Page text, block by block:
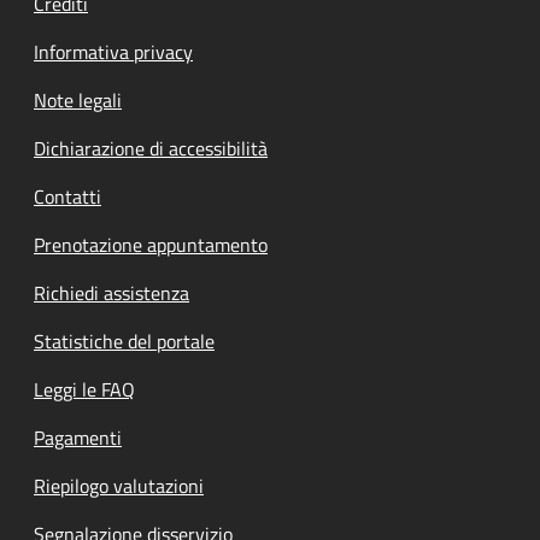
Informativa privacy
Note legali
Dichiarazione di accessibilità
Contatti
Prenotazione appuntamento
Richiedi assistenza
Statistiche del portale
Leggi le FAQ
Pagamenti
Riepilogo valutazioni
Segnalazione disservizio